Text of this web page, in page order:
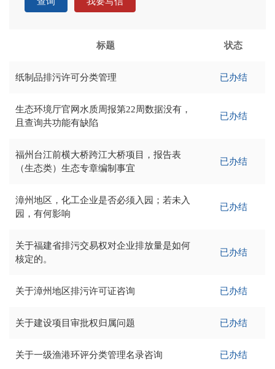
标题 状态
纸制品排污许可分类管理 已办结
生态环境厅官网水质周报第22周数据没有，
且查询共功能有缺陷
已办结
福州台江前横大桥跨江大桥项目，报告表
（生态类）生态专章编制事宜
已办结
漳州地区，化工企业是否必须入园；若未入
园，有何影响
已办结
关于福建省排污交易权对企业排放量是如何
核定的。
已办结
关于漳州地区排污许可证咨询 已办结
关于建设项目审批权归属问题 已办结
关于一级渔港环评分类管理名录咨询 已办结